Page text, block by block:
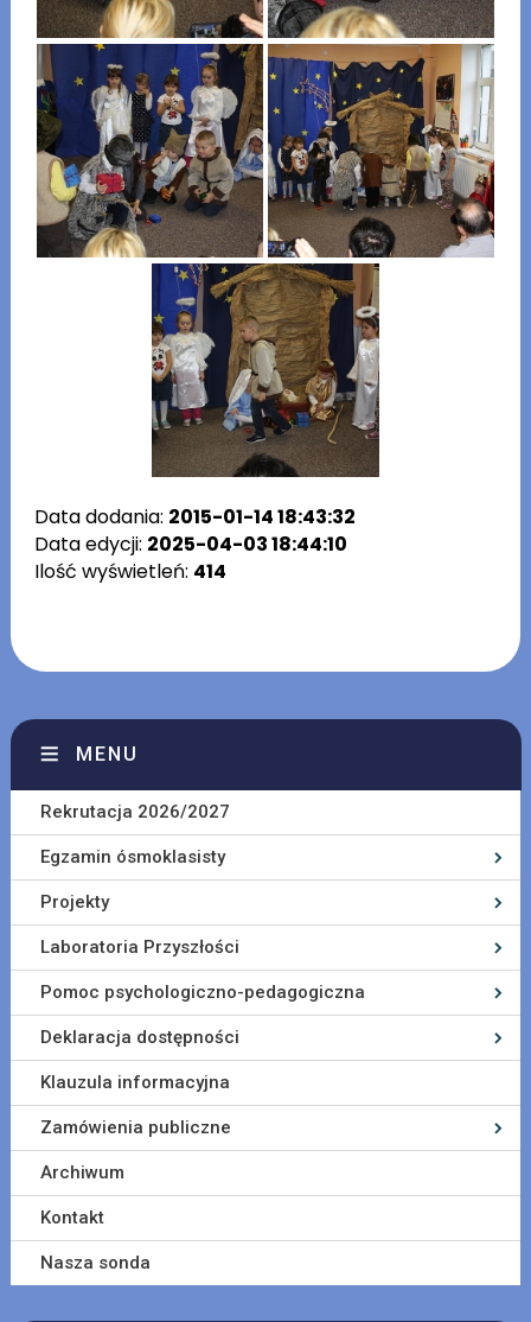
Data dodania: 2015-01-14 18:43:32
Data edycji: 2025-04-03 18:44:10
Ilość wyświetleń: 414
MENU
Rekrutacja 2026/2027
Egzamin ósmoklasisty
Projekty
Laboratoria Przyszłości
Pomoc psychologiczno-pedagogiczna
Deklaracja dostępności
Klauzula informacyjna
Zamówienia publiczne
Archiwum
Kontakt
Nasza sonda